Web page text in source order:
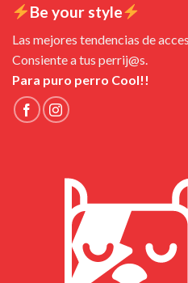
Be your style
Las mejores tendencias de
Consiente a tus perrij@s.
Para puro perro Cool!!